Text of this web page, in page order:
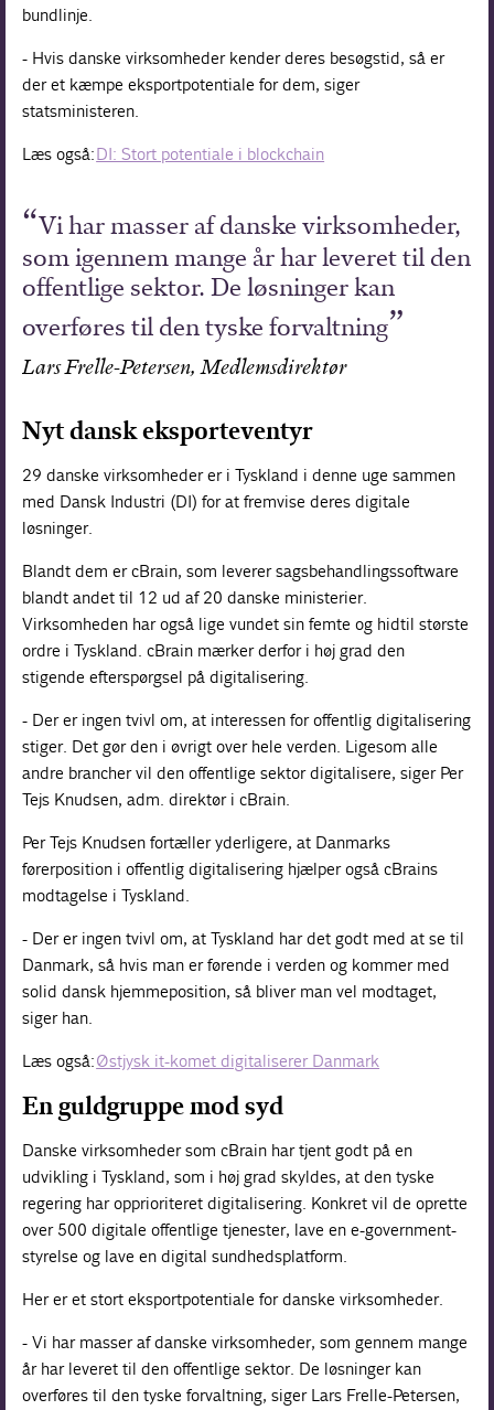
bundlinje.
- Hvis danske virksomheder kender deres besøgstid, så er
der et kæmpe eksportpotentiale for dem, siger
statsministeren.
Læs også:DI: Stort potentiale i blockchain
Vi har masser af danske virksomheder,
som igennem mange år har leveret til den
offentlige sektor. De løsninger kan
overføres til den tyske forvaltning
Lars Frelle-Petersen, Medlemsdirektør
Nyt dansk eksporteventyr
29 danske virksomheder er i Tyskland i denne uge sammen
med Dansk Industri (DI) for at fremvise deres digitale
løsninger.
Blandt dem er cBrain, som leverer sagsbehandlingssoftware
blandt andet til 12 ud af 20 danske ministerier.
Virksomheden har også lige vundet sin femte og hidtil største
ordre i Tyskland. cBrain mærker derfor i høj grad den
stigende efterspørgsel på digitalisering.
- Der er ingen tvivl om, at interessen for offentlig digitalisering
stiger. Det gør den i øvrigt over hele verden. Ligesom alle
andre brancher vil den offentlige sektor digitalisere, siger Per
Tejs Knudsen, adm. direktør i cBrain.
Per Tejs Knudsen fortæller yderligere, at Danmarks
førerposition i offentlig digitalisering hjælper også cBrains
modtagelse i Tyskland.
- Der er ingen tvivl om, at Tyskland har det godt med at se til
Danmark, så hvis man er førende i verden og kommer med
solid dansk hjemmeposition, så bliver man vel modtaget,
siger han.
Læs også:Østjysk it-komet digitaliserer Danmark
En guldgruppe mod syd
Danske virksomheder som cBrain har tjent godt på en
udvikling i Tyskland, som i høj grad skyldes, at den tyske
regering har opprioriteret digitalisering. Konkret vil de oprette
over 500 digitale offentlige tjenester, lave en e-government-
styrelse og lave en digital sundhedsplatform.
Her er et stort eksportpotentiale for danske virksomheder.
- Vi har masser af danske virksomheder, som gennem mange
år har leveret til den offentlige sektor. De løsninger kan
overføres til den tyske forvaltning, siger Lars Frelle-Petersen,